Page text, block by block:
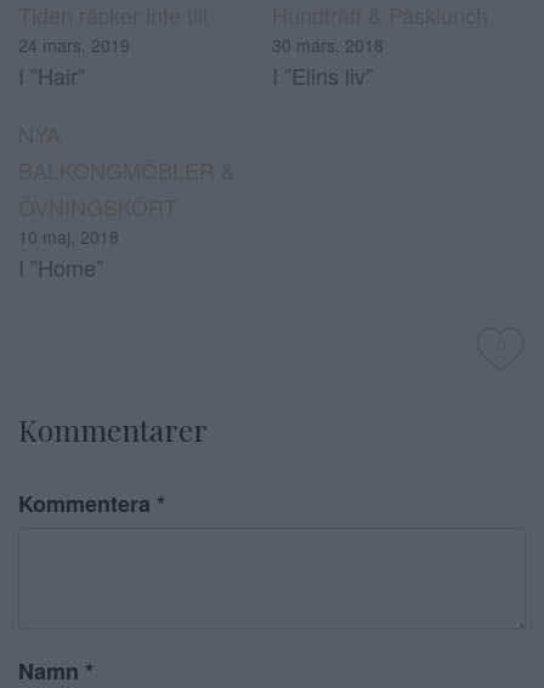
24 mars, 2019
I ”Hair”
30 mars, 2018
I ”Elins liv”
10 maj, 2018
I ”Home”
Kommentarer
Kommentera *
Namn *